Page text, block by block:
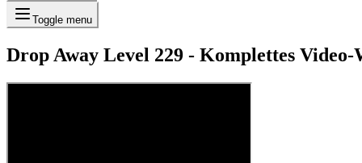
Toggle menu
Drop Away Level 229 - Komplettes